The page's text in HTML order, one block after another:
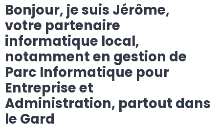
Bonjour, je suis Jérôme,
votre partenaire
informatique local,
notamment en gestion de
Parc Informatique pour
Entreprise et
Administration, partout dans
le Gard